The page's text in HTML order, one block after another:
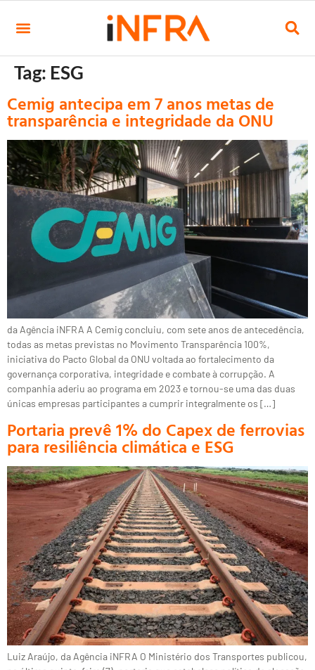
Tag: ESG
Cemig antecipa em 7 anos metas de
transparência e integridade da ONU
da Agência iNFRA A Cemig concluiu, com sete anos de antecedência,
todas as metas previstas no Movimento Transparência 100%,
iniciativa do Pacto Global da ONU voltada ao fortalecimento da
governança corporativa, integridade e combate à corrupção. A
companhia aderiu ao programa em 2023 e tornou-se uma das duas
únicas empresas participantes a cumprir integralmente os […]
Portaria prevê 1% do Capex de ferrovias
para resiliência climática e ESG
Luiz Araújo, da Agência iNFRA O Ministério dos Transportes publicou,